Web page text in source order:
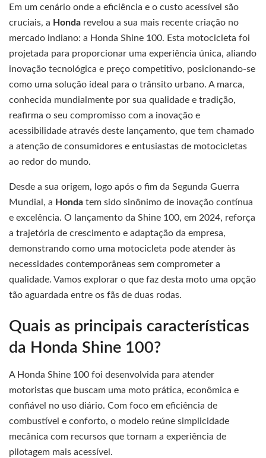
Em um cenário onde a eficiência e o custo acessível são
cruciais, a Honda revelou a sua mais recente criação no
mercado indiano: a Honda Shine 100. Esta motocicleta foi
projetada para proporcionar uma experiência única, aliando
inovação tecnológica e preço competitivo, posicionando-se
como uma solução ideal para o trânsito urbano. A marca,
conhecida mundialmente por sua qualidade e tradição,
reafirma o seu compromisso com a inovação e
acessibilidade através deste lançamento, que tem chamado
a atenção de consumidores e entusiastas de motocicletas
ao redor do mundo.
Desde a sua origem, logo após o fim da Segunda Guerra
Mundial, a Honda tem sido sinônimo de inovação contínua
e excelência. O lançamento da Shine 100, em 2024, reforça
a trajetória de crescimento e adaptação da empresa,
demonstrando como uma motocicleta pode atender às
necessidades contemporâneas sem comprometer a
qualidade. Vamos explorar o que faz desta moto uma opção
tão aguardada entre os fãs de duas rodas.
Quais as principais características
da Honda Shine 100?
A Honda Shine 100 foi desenvolvida para atender
motoristas que buscam uma moto prática, econômica e
confiável no uso diário. Com foco em eficiência de
combustível e conforto, o modelo reúne simplicidade
mecânica com recursos que tornam a experiência de
pilotagem mais acessível.